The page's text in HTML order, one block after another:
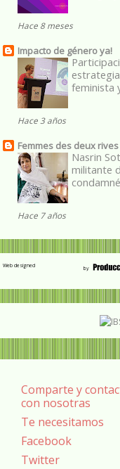
Hace 8 meses
Impacto de género ya!
feminista
Hace 3 años
Femmes des deux rives
Nasrin
militante
Hace 7 años
Web designed
Comparte y
con nosotras
Te necesitamos
Facebook
Twitter